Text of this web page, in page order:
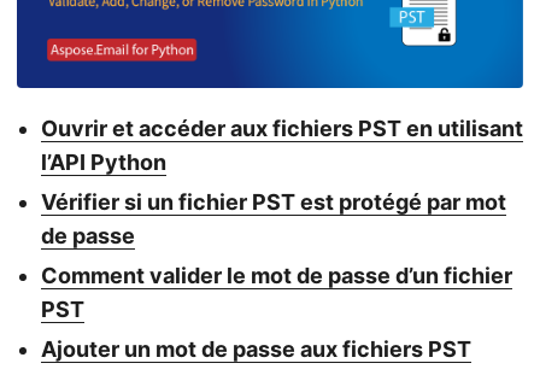
Ouvrir et accéder aux fichiers PST en utilisant
l’API Python
Vérifier si un fichier PST est protégé par mot
de passe
Comment valider le mot de passe d’un fichier
PST
Ajouter un mot de passe aux fichiers PST